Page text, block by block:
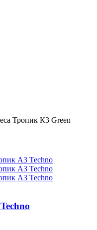
Тропик К3 Green